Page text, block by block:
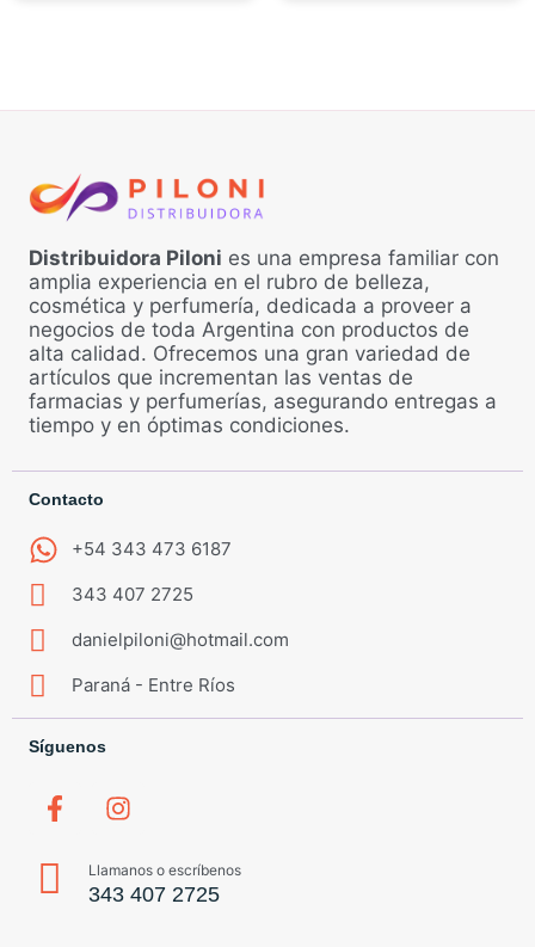
Distribuidora Piloni es una empresa familiar con
amplia experiencia en el rubro de belleza,
cosmética y perfumería, dedicada a proveer a
negocios de toda Argentina con productos de
alta calidad. Ofrecemos una gran variedad de
artículos que incrementan las ventas de
farmacias y perfumerías, asegurando entregas a
tiempo y en óptimas condiciones.
Contacto
+54 343 473 6187
343 407 2725
danielpiloni@hotmail.com
Paraná - Entre Ríos
Síguenos
Llamanos o escríbenos
343 407 2725